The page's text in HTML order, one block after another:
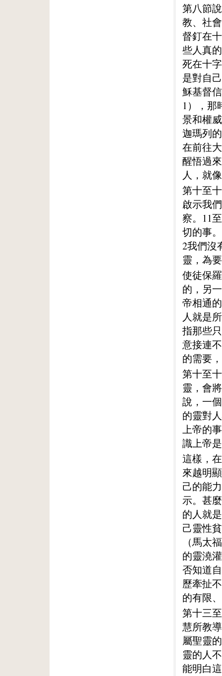
第八節
教、社
督釘在
些人真
死在十
是對自
穌基督
1），那
景和權
迦瑪列
在前往
醒悟過
人，就
第十至
啟示我
察。11
切的事
2我們沒
靈，為
使徒保
的，另
帝相通
人就是
指那些
意接連
的需要
第十至
靈，會
說，一
的靈對
上帝的
識上帝
這樣，
來越明
己的能
示。甚
的人就
己靈性
（馬太
的靈澆
否知道
歷牽扯
的有限
第十三
慧所教
屬聖靈
靈的人
能明白